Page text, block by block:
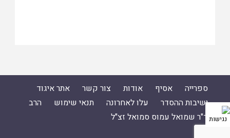
ספרייה אסיף אודות צור קשר
אתר איגוד
ישיבות ההסדר
עלו לאחרונה תנאי שימוש
הרב
ד"ר שמואל עמוס סמואל זצ"ל